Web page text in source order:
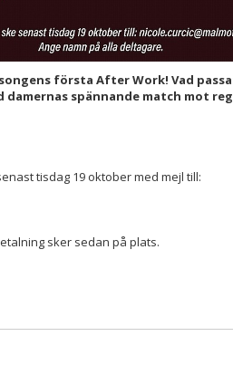
första After Work! Vad
damernas spännande match mot
tisdag 19 oktober med mejl till:
sker sedan på plats.